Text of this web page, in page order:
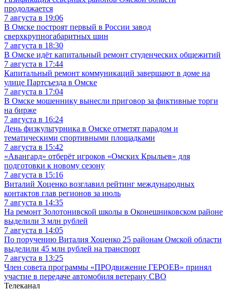
продолжается
7 августа в 19:06
В Омске построят первый в России завод
сверхкрупногабаритных шин
7 августа в 18:30
В Омске идёт капитальный ремонт студенческих общежитий
7 августа в 17:44
Капитальный ремонт коммуникаций завершают в доме на
улице Партсъезда в Омске
7 августа в 17:04
В Омске мошеннику вынесли приговор за фиктивные торги
на бирже
7 августа в 16:24
День физкультурника в Омске отметят парадом и
тематическими спортивными площадками
7 августа в 15:42
«Авангард» отберёт игроков «Омских Крыльев» для
подготовки к новому сезону
7 августа в 15:16
Виталий Хоценко возглавил рейтинг международных
контактов глав регионов за июль
7 августа в 14:35
На ремонт Золотонивской школы в Оконешниковском районе
выделили 3 млн рублей
7 августа в 14:05
По поручению Виталия Хоценко 25 районам Омской области
выделили 45 млн рублей на транспорт
7 августа в 13:25
Член совета программы «ПРОдвижение ГЕРОЕВ» принял
участие в передаче автомобиля ветерану СВО
Телеканал